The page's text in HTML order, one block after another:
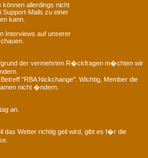
können allerdings nicht
Support-Mails zu einer
kann.
Interviews auf unserer
der vermehrten R�ckfragen m�chten wir
"RBA Nickchange". Wichtig, Member die
nicht �ndern.
an.
das Wetter richtig geil wird, gibt es f�r die